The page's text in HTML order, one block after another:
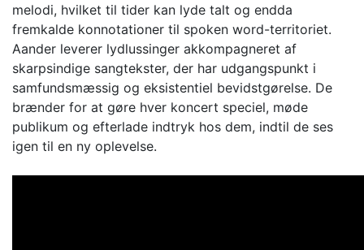
melodi, hvilket til tider kan lyde talt og endda
fremkalde konnotationer til spoken word-territoriet.
Aander leverer lydlussinger akkompagneret af
skarpsindige sangtekster, der har udgangspunkt i
samfundsmæssig og eksistentiel bevidstgørelse. De
brænder for at gøre hver koncert speciel, møde
publikum og efterlade indtryk hos dem, indtil de ses
igen til en ny oplevelse.